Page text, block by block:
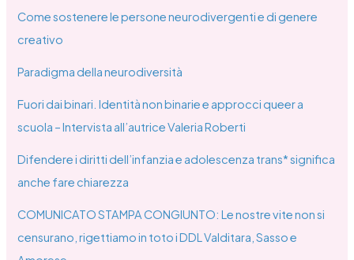
Come sostenere le persone neurodivergenti e di genere
creativo
Paradigma della neurodiversità
Fuori dai binari. Identità non binarie e approcci queer a
scuola – Intervista all’autrice Valeria Roberti
Difendere i diritti dell’infanzia e adolescenza trans* significa
anche fare chiarezza
COMUNICATO STAMPA CONGIUNTO: Le nostre vite non si
censurano, rigettiamo in toto i DDL Valditara, Sasso e